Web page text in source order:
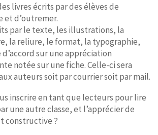
livres écrits par des élèves de
et d’outremer.
par le texte, les illustrations, la
la reliure, le format, la typographie,
sur une appréciation
notée sur une fiche. Celle-ci sera
auteurs soit par courrier soit par mail.
inscrire en tant que lecteurs pour lire
une autre classe, et l’apprécier de
constructive ?